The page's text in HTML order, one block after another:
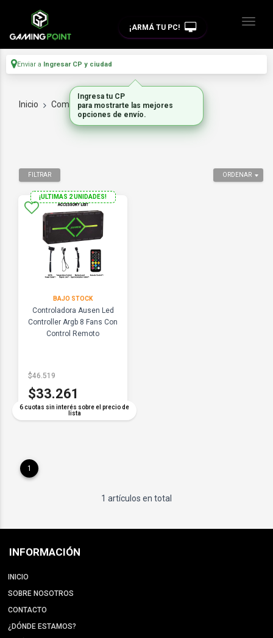
¡ARMÁ TU PC!
Enviar a Ingresar CP y ciudad
Inicio Componentes De Pc OTROS
ORDENAR
FILTRAR
¡ULTIMAS 2 UNIDADES!
BAJO STOCK
Controladora Ausen Led
Controller Argb 8 Fans Con
Control Remoto
6 cuotas sin interés sobre el precio de
lista
$46.519
$33.261
1
1 artículos en total
INFORMACIÓN
INICIO
SOBRE NOSOTROS
CONTACTO
¿DÓNDE ESTAMOS?
Ingresa tu CP
para mostrarte las mejores
opciones de envío.